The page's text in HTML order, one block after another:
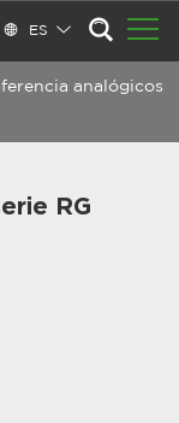
ES
analógicos
RG